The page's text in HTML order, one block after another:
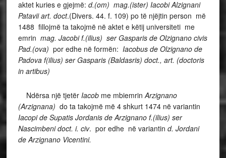
aktet kuries e gjejmë: d.(om) mag.(ister) Iacobi Alzignani
Patavii art. doct.(Divers. 44. f. 109) po të njëjtin person më
1488 fillojmë ta takojmë në aktet e këtij universiteti me
emrin mag. Jacobi f.(ilius) ser Gasparis de Olzignano civis
Pad.(ova) por edhe në formën: Iacobus de Olzignano de
Padova f(ilius) ser Gasparis (Baldasris) doct., art. (doctoris
in artibus)
Ndërsa një tjetër Iacob me mbiemrinArzignano
(Arzignana) do ta takojmë më 4 shkurt 1474 në variantin
Iacopi de Supatis Jordanis de Arzignano f.(ilius) ser
Nascimbeni doct. i. civ. por edhe në variantin d. Jordani
de Arzignano Vicentini.